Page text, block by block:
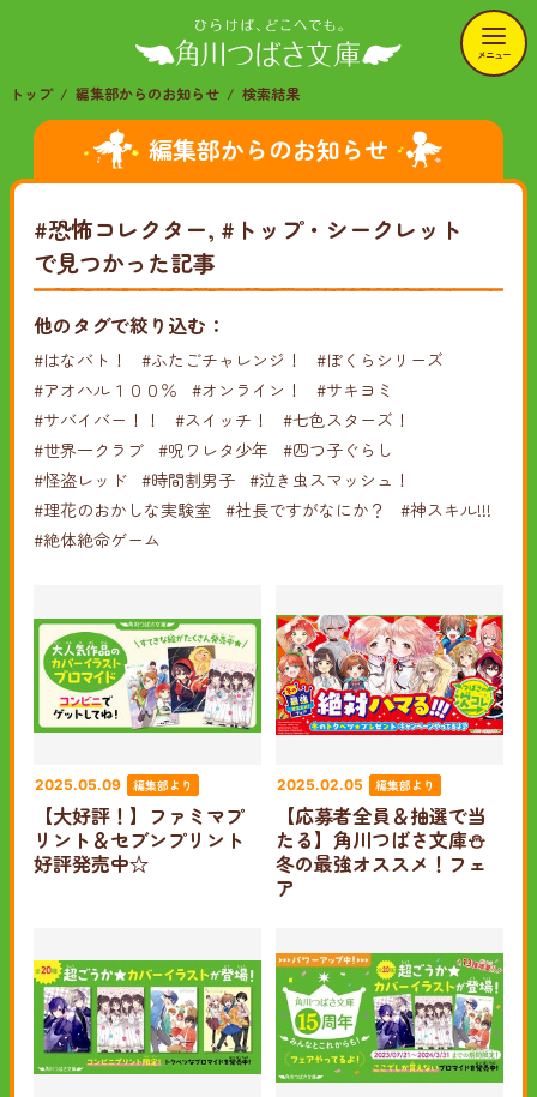
メニュー
トップ 編集部からのお知らせ 検索結果
編集部からのお知らせ
#恐怖コレクター, #トップ・シークレット
で見つかった記事
他のタグで絞り込む：
#はなバト！ #ふたごチャレンジ！
#ぼくらシリーズ
#アオハル１００％
#オンライン！
#サキヨミ
#サバイバー！！
#スイッチ！
#七色スターズ！
#世界一クラブ #呪ワレタ少年
#四つ子ぐらし
#怪盗レッド #時間割男子 #泣き虫スマッシュ！
#理花のおかしな実験室 #社長ですがなにか？
#神スキル!!!
#絶体絶命ゲーム
2025.05.09 編集部より
【大好評！】ファミマプ
リント＆セブンプリント
好評発売中☆
2025.02.05 編集部より
【応募者全員＆抽選で当
たる】角川つばさ文庫⛄
冬の最強オススメ！フェ
ア